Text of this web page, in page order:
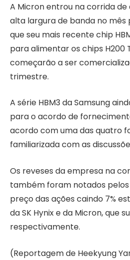
A Micron entrou na corrida
alta largura de banda no mês
que seu mais recente chip
para alimentar os chips H200
começarão a ser
trimestre.
A série HBM3 da Samsung
para o acordo de
acordo com uma das quatro
familiarizada com as
Os reveses da empresa na
também foram notados
preço das ações caindo 7%
da SK Hynix e da Micron, que
respectivamente.
(Reportagem de Heekyung